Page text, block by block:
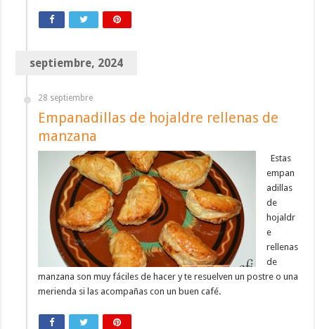
septiembre, 2024
28 septiembre
Empanadillas de hojaldre rellenas de
manzana
Estas
empan
adillas
de
hojaldr
e
rellenas
de
manzana son muy fáciles de hacer y te resuelven un postre o una
merienda si las acompañas con un buen café.